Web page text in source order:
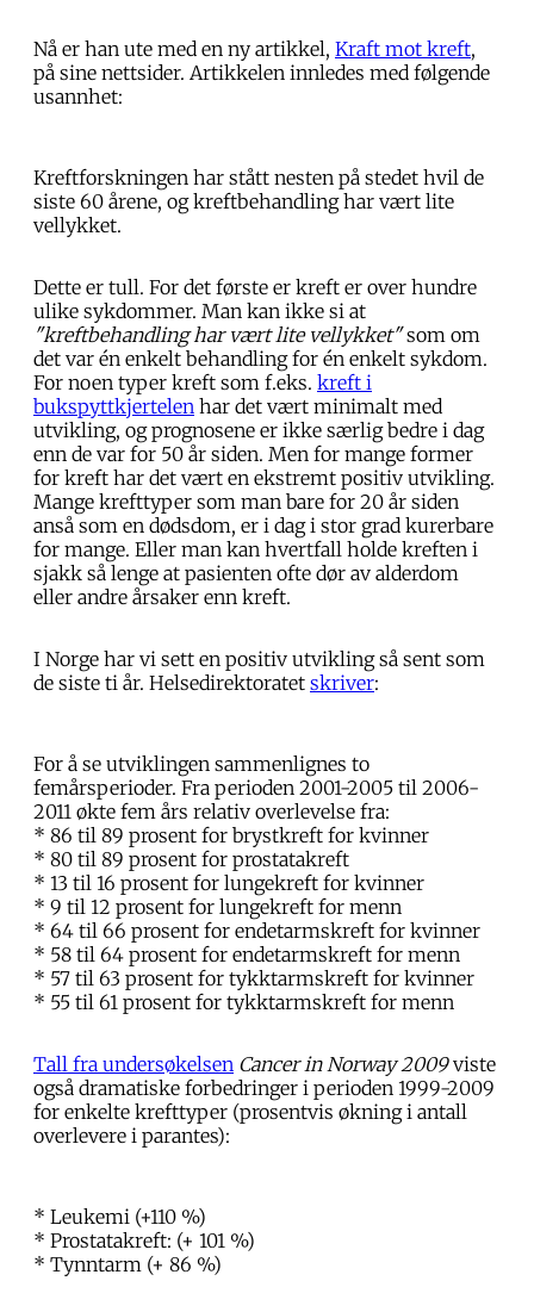
Nå er han ute med en ny artikkel, Kraft mot kreft,
på sine nettsider. Artikkelen innledes med følgende
usannhet:
Kreftforskningen har stått nesten på stedet hvil de
siste 60 årene, og kreftbehandling har vært lite
vellykket.
Dette er tull. For det første er kreft er over hundre
ulike sykdommer. Man kan ikke si at
"kreftbehandling har vært lite vellykket"som om
det var én enkelt behandling for én enkelt sykdom.
For noen typer kreft som f.eks. kreft i
bukspyttkjertelen har det vært minimalt med
utvikling, og prognosene er ikke særlig bedre i dag
enn de var for 50 år siden. Men for mange former
for kreft har det vært en ekstremt positiv utvikling.
Mange krefttyper som man bare for 20 år siden
anså som en dødsdom, er i dag i stor grad kurerbare
for mange. Eller man kan hvertfall holde kreften i
sjakk så lenge at pasienten ofte dør av alderdom
eller andre årsaker enn kreft.
I Norge har vi sett en positiv utvikling så sent som
de siste ti år. Helsedirektoratet skriver:
For å se utviklingen sammenlignes to
femårsperioder. Fra perioden 2001-2005 til 2006-
2011 økte fem års relativ overlevelse fra:
* 86 til 89 prosent for brystkreft for kvinner
* 80 til 89 prosent for prostatakreft
* 13 til 16 prosent for lungekreft for kvinner
* 9 til 12 prosent for lungekreft for menn
* 64 til 66 prosent for endetarmskreft for kvinner
* 58 til 64 prosent for endetarmskreft for menn
* 57 til 63 prosent for tykktarmskreft for kvinner
* 55 til 61 prosent for tykktarmskreft for menn
Tall fra undersøkelsen Cancer in Norway 2009viste
også dramatiske forbedringer i perioden 1999-2009
for enkelte krefttyper (prosentvis økning i antall
overlevere i parantes):
* Leukemi (+110 %)
* Prostatakreft: (+ 101 %)
* Tynntarm (+ 86 %)